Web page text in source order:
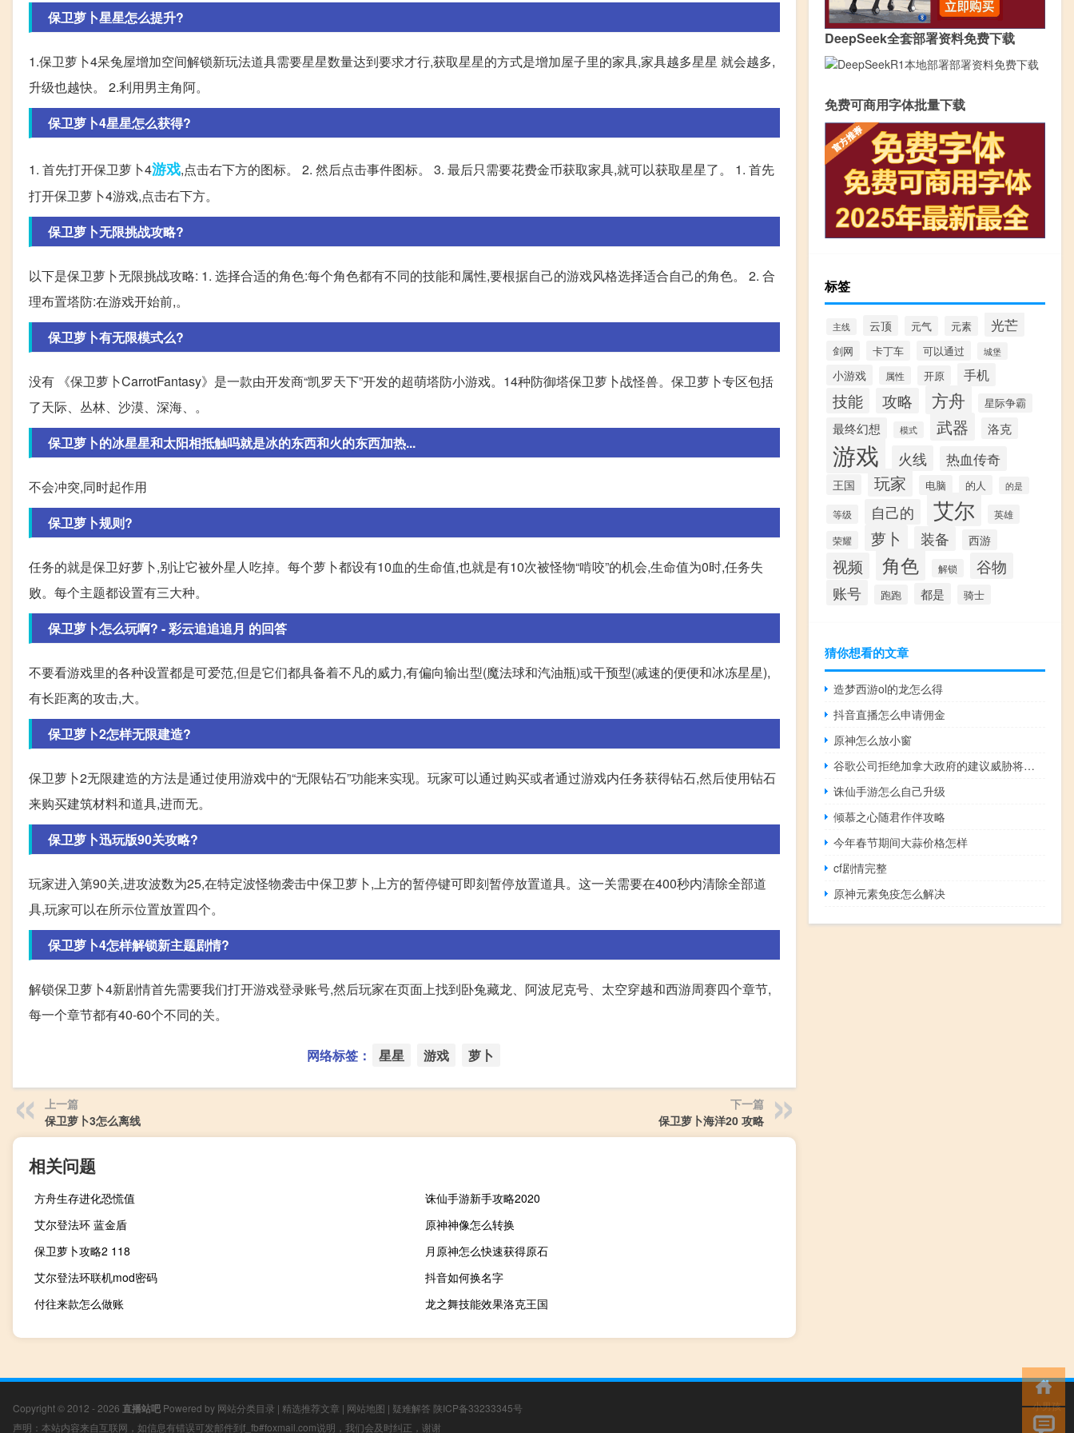
保卫萝卜星星怎么提升?
1.保卫萝卜4呆兔屋增加空间解锁新玩法道具需要星星数量达到要求才行,获取星星的方式是增加屋子里的家具,家具越多星星 就会越多,
升级也越快。 2.利用男主角阿。
保卫萝卜4星星怎么获得?
1. 首先打开保卫萝卜4游戏,点击右下方的图标。 2. 然后点击事件图标。 3. 最后只需要花费金币获取家具,就可以获取星星了。 1. 首先
打开保卫萝卜4游戏,点击右下方。
保卫萝卜无限挑战攻略?
以下是保卫萝卜无限挑战攻略: 1. 选择合适的角色:每个角色都有不同的技能和属性,要根据自己的游戏风格选择适合自己的角色。 2. 合
理布置塔防:在游戏开始前,。
保卫萝卜有无限模式么?
没有 《保卫萝卜CarrotFantasy》是一款由开发商“凯罗天下”开发的超萌塔防小游戏。14种防御塔保卫萝卜战怪兽。保卫萝卜专区包括
了天际、丛林、沙漠、深海、。
保卫萝卜的冰星星和太阳相抵触吗就是冰的东西和火的东西加热...
不会冲突,同时起作用
保卫萝卜规则?
任务的就是保卫好萝卜,别让它被外星人吃掉。每个萝卜都设有10血的生命值,也就是有10次被怪物“啃咬”的机会,生命值为0时,任务失
败。每个主题都设置有三大种。
保卫萝卜怎么玩啊? - 彩云追追追月 的回答
不要看游戏里的各种设置都是可爱范,但是它们都具备着不凡的威力,有偏向输出型(魔法球和汽油瓶)或干预型(减速的便便和冰冻星星),
有长距离的攻击,大。
保卫萝卜2怎样无限建造?
保卫萝卜2无限建造的方法是通过使用游戏中的“无限钻石”功能来实现。玩家可以通过购买或者通过游戏内任务获得钻石,然后使用钻石
来购买建筑材料和道具,进而无。
保卫萝卜迅玩版90关攻略?
玩家进入第90关,进攻波数为25,在特定波怪物袭击中保卫萝卜,上方的暂停键可即刻暂停放置道具。这一关需要在400秒内清除全部道
具,玩家可以在所示位置放置四个。
保卫萝卜4怎样解锁新主题剧情?
解锁保卫萝卜4新剧情首先需要我们打开游戏登录账号,然后玩家在页面上找到卧兔藏龙、阿波尼克号、太空穿越和西游周赛四个章节,
每一个章节都有40-60个不同的关。
网络标签： 星星 游戏 萝卜
上一篇
保卫萝卜3怎么离线
下一篇
保卫萝卜海洋20 攻略
相关问题
方舟生存进化恐慌值
诛仙手游新手攻略2020
艾尔登法环 蓝金盾
原神神像怎么转换
保卫萝卜攻略2 118
月原神怎么快速获得原石
艾尔登法环联机mod密码
抖音如何换名字
付往来款怎么做账
龙之舞技能效果洛克王国
DeepSeek全套部署资料免费下载
免费可商用字体批量下载
标签
主线 云顶 元气 元素 光芒
剑网 卡丁车 可以通过 城堡
小游戏 属性 开原 手机
技能 攻略 方舟 星际争霸
最终幻想 模式 武器 洛克
游戏 火线 热血传奇
王国 玩家 电脑 的人 的是
等级 自己的 艾尔 英雄
荣耀 萝卜 装备 西游
视频 角色 解锁 谷物
账号 跑跑 都是 骑士
猜你想看的文章
造梦西游ol的龙怎么得
抖音直播怎么申请佣金
原神怎么放小窗
谷歌公司拒绝加拿大政府的建议威胁将阻断新闻链接
诛仙手游怎么自己升级
倾慕之心随君作伴攻略
今年春节期间大蒜价格怎样
cf剧情完整
原神元素免疫怎么解决
Copyright © 2012 - 2026 直播站吧 Powered by 网站分类目录 | 精选推荐文章 | 网站地图 | 疑难解答 陕ICP备33233345号
声明：本站内容来自互联网，如信息有错误可发邮件到f_fb#foxmail.com说明，我们会及时纠正，谢谢
小男孩